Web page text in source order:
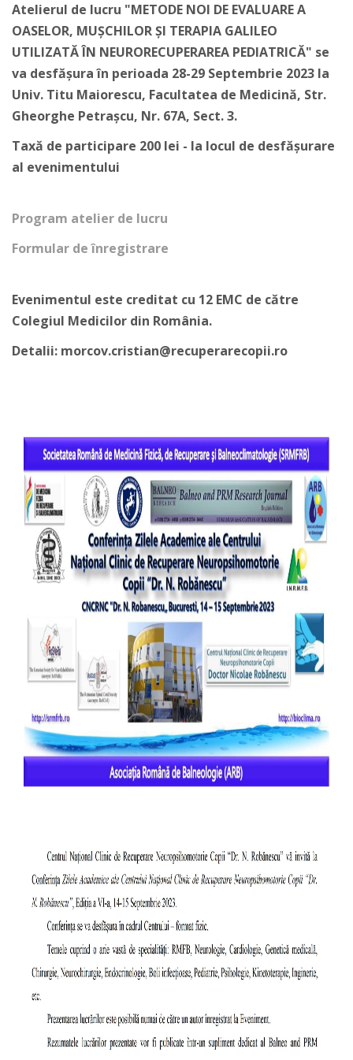
Atelierul de lucru "METODE NOI DE EVALUARE A
OASELOR, MUȘCHILOR ȘI TERAPIA GALILEO
UTILIZATĂ ÎN NEURORECUPERAREA PEDIATRICĂ" se
va desfășura în perioada 28-29 Septembrie 2023 la
Univ. Titu Maiorescu, Facultatea de Medicină, Str.
Gheorghe Petrașcu, Nr. 67A, Sect. 3.
Taxă de participare 200 lei - la locul de desfășurare
al evenimentului
Program atelier de lucru
Formular de înregistrare
Evenimentul este creditat cu 12 EMC de către
Colegiul Medicilor din România.
Detalii: morcov.cristian@recuperarecopii.ro